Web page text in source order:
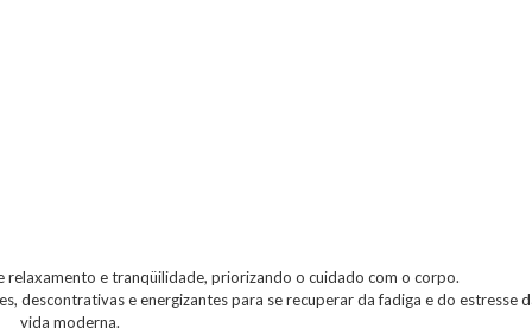
e tranqüilidade, priorizando o cuidado com o corpo.
descontrativas e energizantes para se recuperar da fadiga e do estresse
vida moderna.